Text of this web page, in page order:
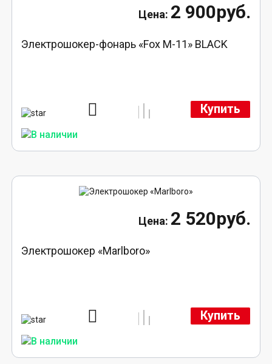
2 900руб.
Электрошокер-фонарь «Fox M-11» BLACK
Купить
2 520руб.
Электрошокер «Marlboro»
Купить